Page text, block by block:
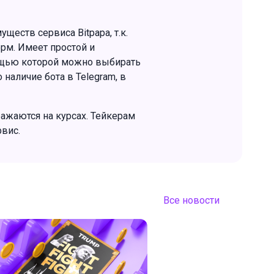
сервиса Bitpapa, т.к.
Имеет простой и
которой можно выбирать
бота в Telegram, в
на курсах. Тейкерам
Все новости